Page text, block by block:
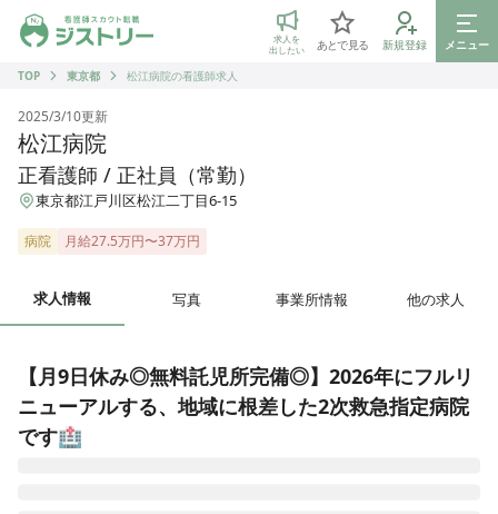
ジストリー 看護師の転職マッチング
求人を
出したい
あとで見る 新規登録
メニュー
TOP
東京都 松江病院の看護師求人
2025/3/10更新
松江病院
正看護師 / 正社員（常勤）
東京都江戸川区松江二丁目6-15
病院 月給27.5万円〜37万円
求人情報 写真 事業所情報 他の求人
【月9日休み◎無料託児所完備◎】2026年にフルリ
ニューアルする、地域に根差した2次救急指定病院
です🏥